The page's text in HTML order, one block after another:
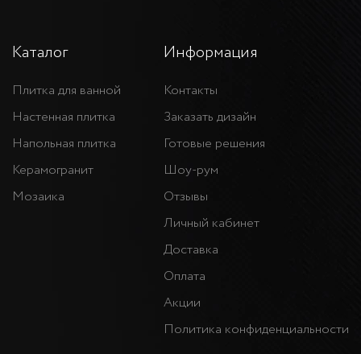
Каталог
Плитка для ванной
Настенная плитка
Напольная плитка
Керамогранит
Мозаика
Информация
Контакты
Заказать дизайн
Готовые решения
Шоу-рум
Отзывы
Личный кабинет
Доставка
Оплата
Акции
Политика конфиденциальности